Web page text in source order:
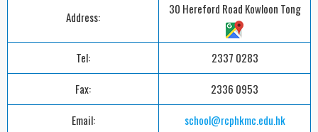
Address:
30 Hereford Road Kowloon Tong
Tel:
2337 0283
Fax:
2336 0953
Email:
school@rcphkmc.edu.hk